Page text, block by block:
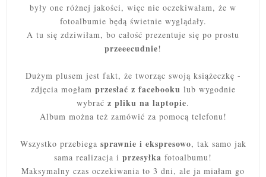
były one różnej jakości, więc nie oczekiwałam, że w
fotoalbumie będą świetnie wyglądały.
A tu się zdziwiłam, bo całość prezentuje się po prostu
przeeecudnie!
Dużym plusem jest fakt, że tworząc swoją książeczkę -
zdjęcia mogłam przesłać z facebooku lub wygodnie
wybrać z pliku na laptopie.
Album można też zamówić za pomocą telefonu!
Wszystko przebiega sprawnie i ekspresowo, tak samo jak
sama realizacja i przesyłka fotoalbumu!
Maksymalny czas oczekiwania to 3 dni, ale ja miałam go